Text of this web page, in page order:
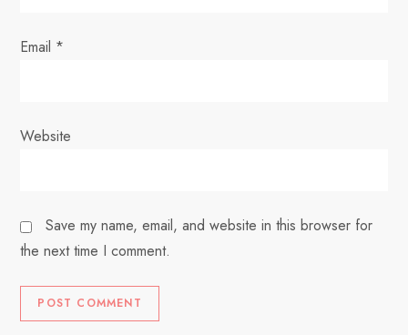
Email *
Website
Save my name, email, and website in this browser for
the next time I comment.